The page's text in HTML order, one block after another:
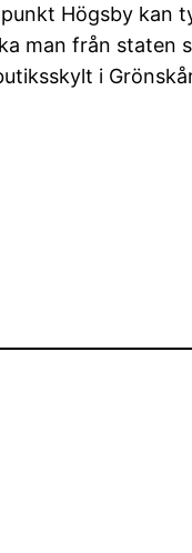
Högsby kan
man från staten
i